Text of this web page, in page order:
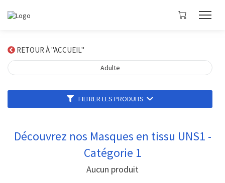
RETOUR À "ACCUEIL"
Adulte
FILTRER LES PRODUITS
Découvrez nos Masques en tissu UNS1 -
Catégorie 1
Aucun produit